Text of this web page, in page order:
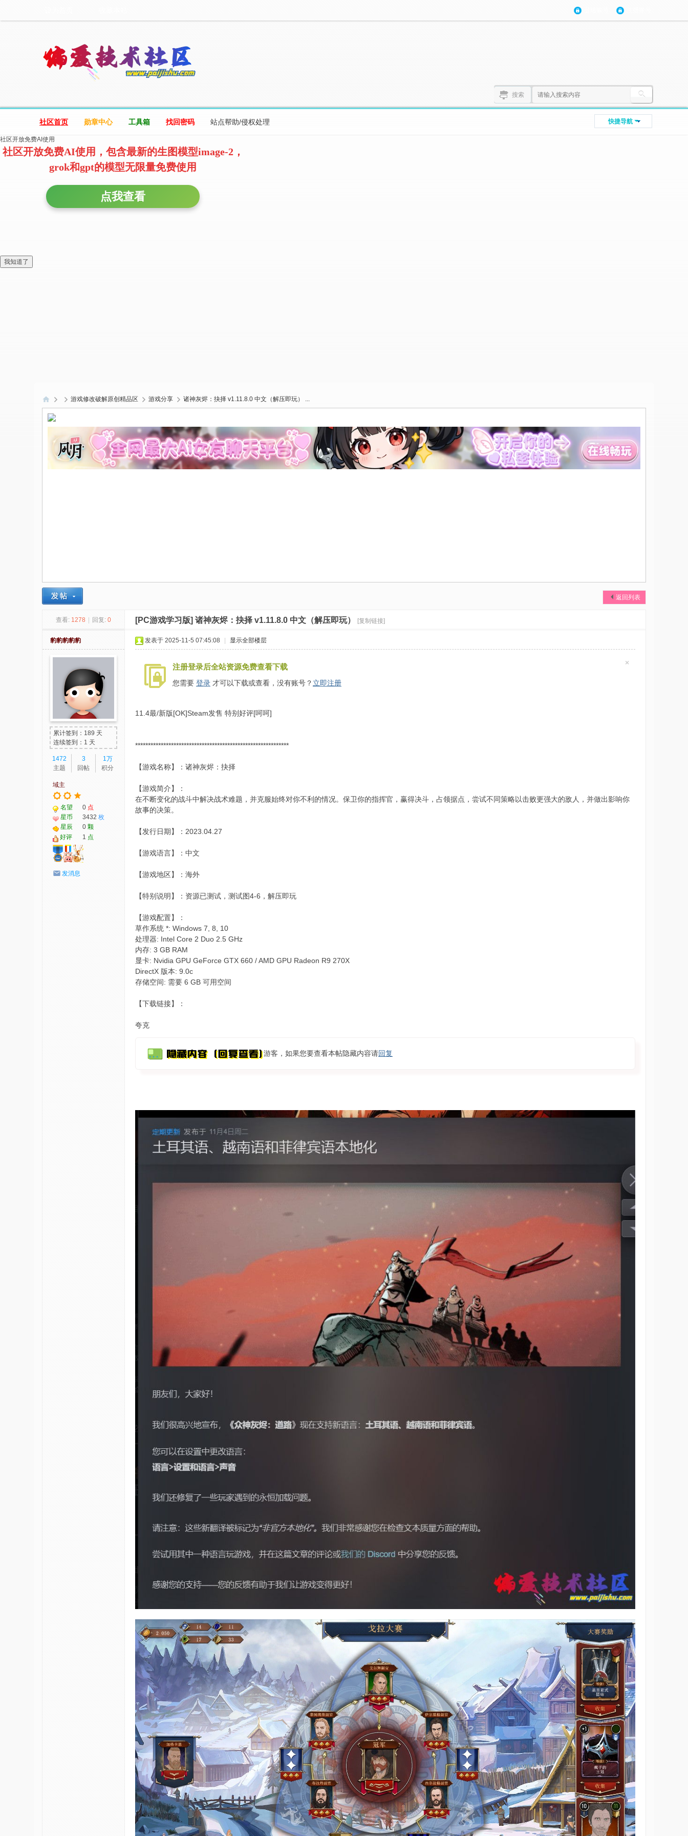
搜索
快捷导航
社区首页 勋章中心 工具箱 找回密码 站点帮助/侵权处理
社区开放免费AI使用
社区开放免费AI使用，包含最新的生图模型image-2，
grok和gpt的模型无限量免费使用
点我查看
我知道了
偏
爱
源
科
爱
辅
游戏修改破解原创精品区 游戏分享 诸神灰烬：抉择 v1.11.8.0 中文（解压即玩） ...
返回列表
查看: 1278 回复: 0 [PC游戏学习版] 诸神灰烬：抉择 v1.11.8.0 中文（解压即玩） [复制链接]
豹豹豹豹豹
累计签到：189 天
连续签到：1 天
1472
主题
3
回帖
1万
积分
域主
名望 0 点
星币
3432 枚
星辰
0 颗
好评
1 点
发消息
发表于 2025-11-5 07:45:08 显示全部楼层
注册登录后全站资源免费查看下载
您需要 登录 才可以下载或查看，没有账号？ 立即注册
×
11.4最/新版[OK]Steam发售 特别好评[呵呵]
************************************************************
【游戏名称】：诸神灰烬：抉择
【游戏简介】：
在不断变化的战斗中解决战术难题，并克服始终对你不利的情况。保卫你的指挥官，赢得决斗，占领据点，尝试不同策略以击败更强大的敌人，并做出影响你
故事的决策。
【发行日期】：2023.04.27
【游戏语言】：中文
【游戏地区】：海外
【特别说明】：资源已测试，测试图4-6，解压即玩
【游戏配置】：
草作系统 *: Windows 7, 8, 10
处理器: Intel Core 2 Duo 2.5 GHz
内存: 3 GB RAM
显卡: Nvidia GPU GeForce GTX 660 / AMD GPU Radeon R9 270X
DirectX 版本: 9.0c
存储空间: 需要 6 GB 可用空间
【下载链接】：
夸克
游客，如果您要查看本帖隐藏内容请回复